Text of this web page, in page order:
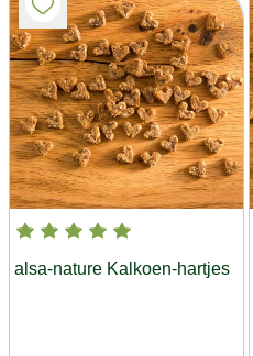
alsa-nature Kalkoen-hartjes